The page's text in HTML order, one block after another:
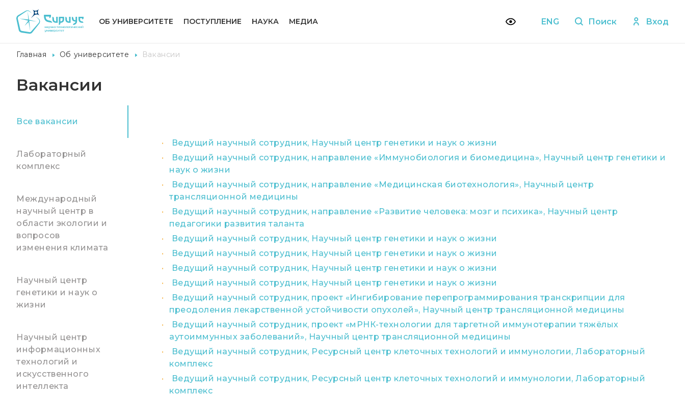
ОБ УНИВЕРСИТЕТЕ ПОСТУПЛЕНИЕ НАУКА МЕДИА ENG Поиск Вход
Главная Об университете Вакансии
Вакансии
Все вакансии
Лабораторный
комплекс
Международный
научный центр в
области экологии и
вопросов
изменения климата
Научный центр
генетики и наук о
жизни
Научный центр
информационных
технологий и
искусственного
интеллекта
Ведущий научный сотрудник, Научный центр генетики и наук о жизни
Ведущий научный сотрудник, направление «Иммунобиология и биомедицина», Научный центр генетики и
наук о жизни
Ведущий научный сотрудник, направление «Медицинская биотехнология», Научный центр
трансляционной медицины
Ведущий научный сотрудник, направление «Развитие человека: мозг и психика», Научный центр
педагогики развития таланта
Ведущий научный сотрудник, Научный центр генетики и наук о жизни
Ведущий научный сотрудник, Научный центр генетики и наук о жизни
Ведущий научный сотрудник, Научный центр генетики и наук о жизни
Ведущий научный сотрудник, Научный центр генетики и наук о жизни
Ведущий научный сотрудник, проект «Ингибирование перепрограммирования транскрипции для
преодоления лекарственной устойчивости опухолей», Научный центр трансляционной медицины
Ведущий научный сотрудник, проект «мРНК-технологии для таргетной иммунотерапии тяжёлых
аутоиммунных заболеваний», Научный центр трансляционной медицины
Ведущий научный сотрудник, Ресурсный центр клеточных технологий и иммунологии, Лабораторный
комплекс
Ведущий научный сотрудник, Ресурсный центр клеточных технологий и иммунологии, Лабораторный
комплекс